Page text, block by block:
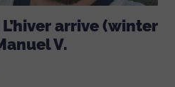
arrive (winter
V.